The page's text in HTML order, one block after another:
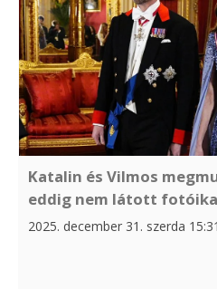
Katalin és Vilmos
eddig nem látott
2025. december 31. szerda 15:31